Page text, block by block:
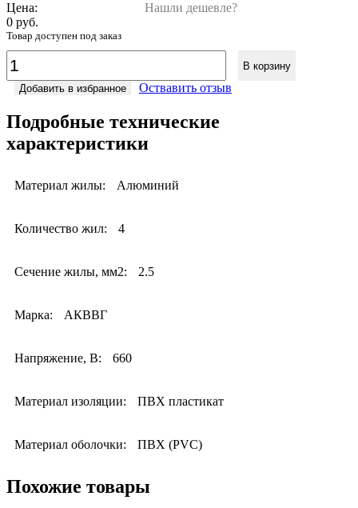
Цена:
Нашли дешевле?
0 руб.
Товар доступен под заказ
В корзину
Добавить в избранное
Оствавить отзыв
Подробные технические
характеристики
Материал жилы: Алюминий
Количество жил: 4
Сечение жилы, мм2: 2.5
Марка: АКВВГ
Напряжение, В: 660
Материал изоляции: ПВХ пластикат
Материал оболочки: ПВХ (PVC)
Похожие товары